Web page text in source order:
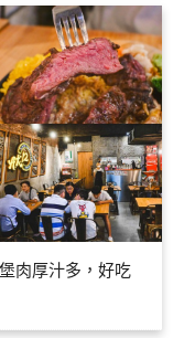
肉厚汁多，好吃